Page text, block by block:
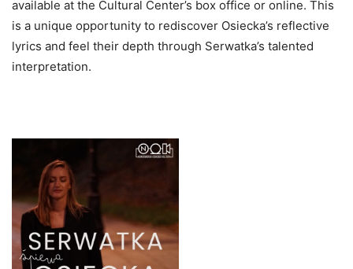
available at the Cultural Center’s box office or online. This
is a unique opportunity to rediscover Osiecka’s reflective
lyrics and feel their depth through Serwatka’s talented
interpretation.